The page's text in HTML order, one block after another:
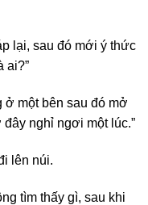
lại, sau đó mới ý thức
ai?”
một bên sau đó mở
nghỉ ngơi một lúc.”
lên núi.
tìm thấy gì, sau khi